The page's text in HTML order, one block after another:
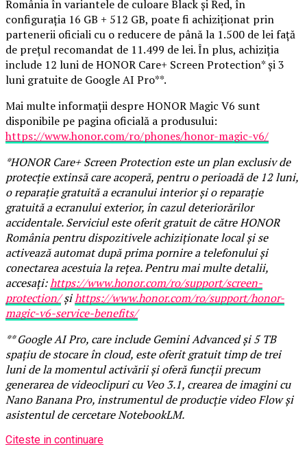
România în variantele de culoare Black și Red, în
configurația 16 GB + 512 GB, poate fi achiziționat prin
partenerii oficiali cu o reducere de până la 1.500 de lei față
de prețul recomandat de 11.499 de lei. În plus, achiziția
include 12 luni de HONOR Care+ Screen Protection* și 3
luni gratuite de Google AI Pro**.
Mai multe informații despre HONOR Magic V6 sunt
disponibile pe pagina oficială a produsului:
https://www.honor.com/ro/phones/honor-magic-v6/
*HONOR Care+ Screen Protection este un plan exclusiv de
protecție extinsă care acoperă, pentru o perioadă de 12 luni,
o reparație gratuită a ecranului interior și o reparație
gratuită a ecranului exterior, în cazul deteriorărilor
accidentale. Serviciul este oferit gratuit de către HONOR
România pentru dispozitivele achiziționate local și se
activează automat după prima pornire a telefonului și
conectarea acestuia la rețea. Pentru mai multe detalii,
accesați:https://www.honor.com/ro/support/screen-
protection/șihttps://www.honor.com/ro/support/honor-
magic-v6-service-benefits/
** Google AI Pro, care include Gemini Advanced și 5 TB
spațiu de stocare în cloud, este oferit gratuit timp de trei
luni de la momentul activării și oferă funcții precum
generarea de videoclipuri cu Veo 3.1, crearea de imagini cu
Nano Banana Pro, instrumentul de producție video Flow și
asistentul de cercetare NotebookLM.
Citeste in continuare